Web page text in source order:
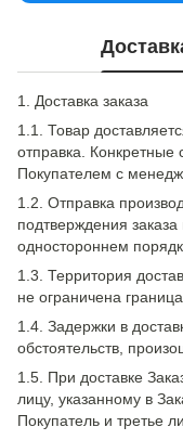
1. Доставка заказа
1.1. Товар
отправка. Конкретные
Покупателем с
1.2. Отправка
подтверждения
одностороннем
1.3. Территория
не ограничена
1.4. Задержки в
обстоятельств,
1.5. При доставке
лицу, указанному в
Покупатель и третье